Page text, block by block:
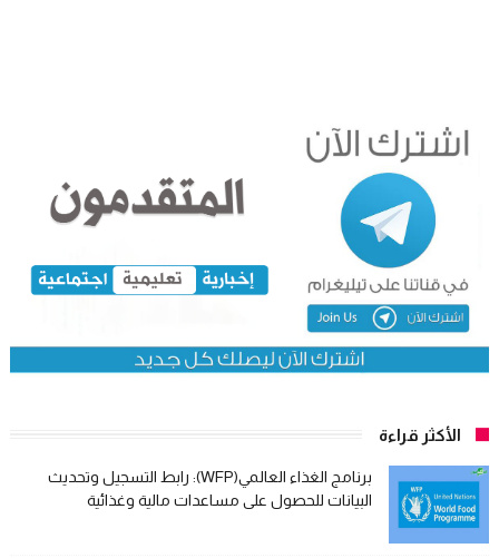
الأكثر قراءة
برنامج الغذاء العالمي(WFP): رابط التسجيل وتحديث
البيانات للحصول على مساعدات مالية وغذائية